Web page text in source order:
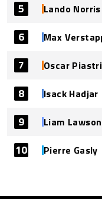
5 Lando Norris
6 Max
7 Oscar Piastri
8 Isack Hadjar
9 Liam Lawson
10 Pierre Gasly